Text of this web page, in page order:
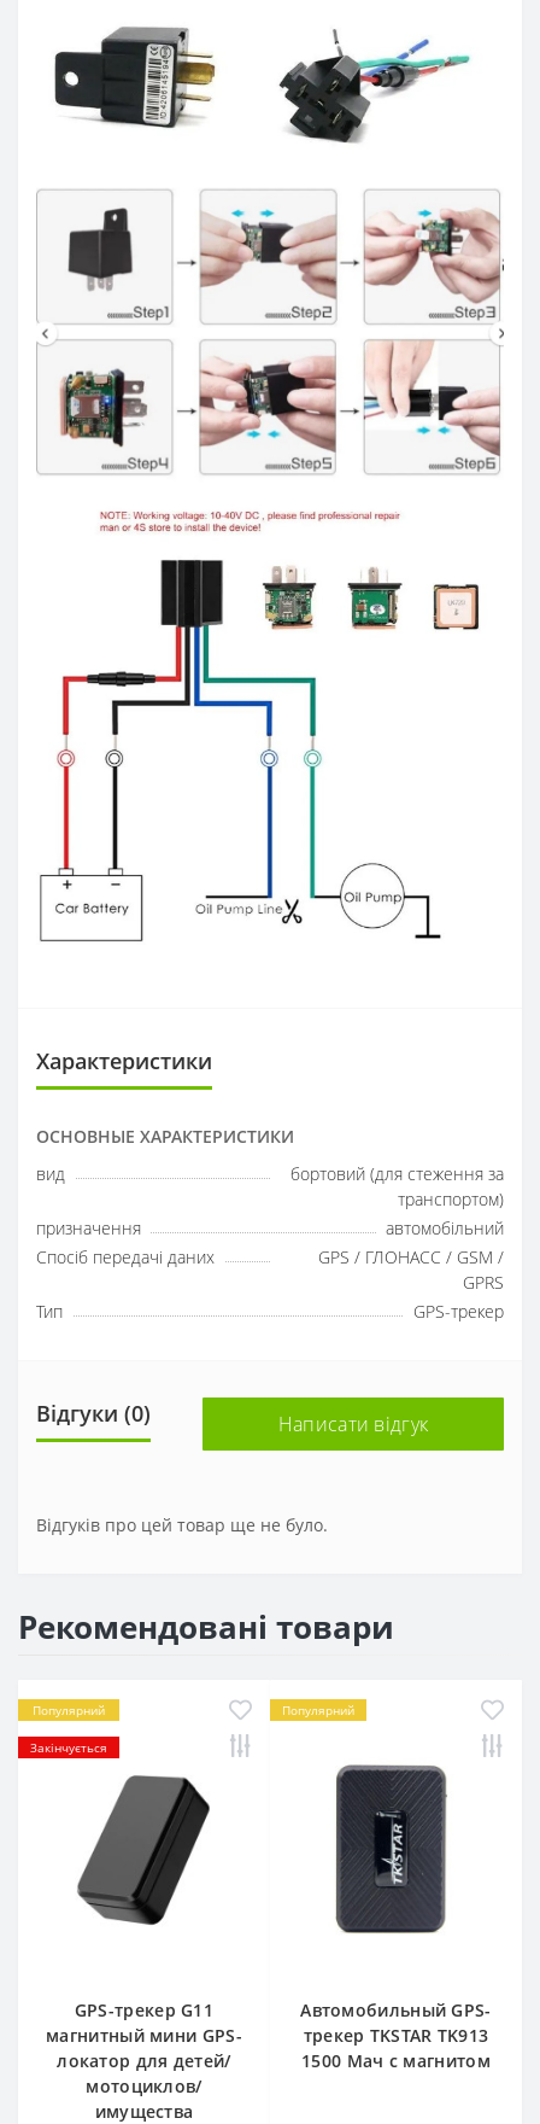
Характеристики
ОСНОВНЫЕ ХАРАКТЕРИСТИКИ
вид
бортовий (для стеження за
транспортом)
призначення
автомобільний
Спосіб передачі даних
GPS / ГЛОНАСС / GSM /
GPRS
Тип
GPS-трекер
Відгуки (0) Написати відгук
Відгуків про цей товар ще не було.
Рекомендовані товари
Популярний
Закінчується
GPS-трекер G11
магнитный мини GPS-
локатор для детей/
мотоциклов/
имущества
Популярний
Автомобильный GPS-
трекер TKSTAR TK913
1500 Мач с магнитом